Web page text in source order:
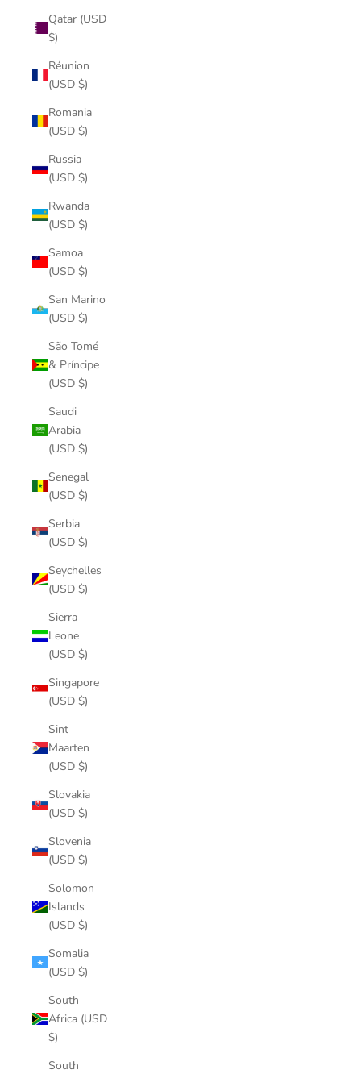
Qatar (USD
$)
Réunion
(USD $)
Romania
(USD $)
Russia
(USD $)
Rwanda
(USD $)
Samoa
(USD $)
San Marino
(USD $)
São Tomé
& Príncipe
(USD $)
Saudi
Arabia
(USD $)
Senegal
(USD $)
Serbia
(USD $)
Seychelles
(USD $)
Sierra
Leone
(USD $)
Singapore
(USD $)
Sint
Maarten
(USD $)
Slovakia
(USD $)
Slovenia
(USD $)
Solomon
Islands
(USD $)
Somalia
(USD $)
South
Africa (USD
$)
South